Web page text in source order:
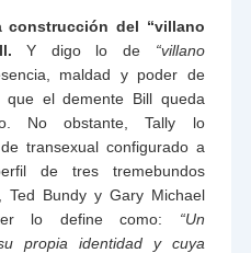
construcción del “villano
Y digo lo de “villano
maldad y poder de
el demente Bill queda
No obstante, Tally lo
transexual configurado a
de tres tremebundos
Ted Bundy y Gary Michael
lo define como: “Un
propia identidad y cuya